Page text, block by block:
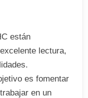
están
lectura,
es fomentar
en un